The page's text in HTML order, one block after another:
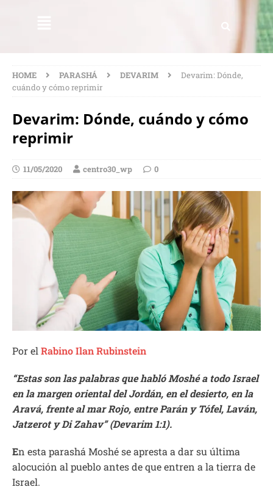
HOME PARASHÁ DEVARIM
Devarim: Dónde,
cuándo y cómo reprimir
Devarim: Dónde, cuándo y cómo
reprimir
11/05/2020 centro30_wp 0
Por el Rabino Ilan Rubinstein
“Estas son las palabras que habló Moshé a todo Israel
en la margen oriental del Jordán, en el desierto, en la
Aravá, frente al mar Rojo, entre Parán y Tófel, Laván,
Jatzerot y Di Zahav” (Devarim 1:1).
En esta parashá Moshé se apresta a dar su última
alocución al pueblo antes de que entren a la tierra de
Israel.